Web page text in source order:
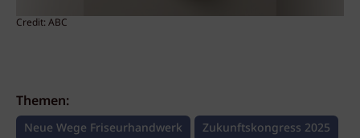
Credit: ABC
Themen:
Neue Wege Friseurhandwerk
Zukunftskongress 2025